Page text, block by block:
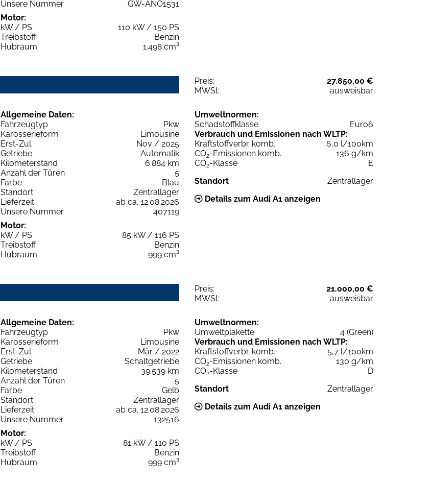
Unsere Nummer
GW-ANO1531
Motor:
kW / PS
110 kW / 150 PS
Treibstoff
Benzin
Hubraum
1.498 cm³
Preis:
27.850,00 €
MWSt:
ausweisbar
Allgemeine Daten:
Fahrzeugtyp
Pkw
Karosserieform
Limousine
Erst-Zul.
Nov / 2025
Getriebe
Automatik
Kilometerstand
6.884 km
Anzahl der Türen
5
Farbe
Blau
Standort
Zentrallager
Lieferzeit
ab ca. 12.08.2026
Unsere Nummer
407119
Motor:
kW / PS
85 kW / 116 PS
Treibstoff
Benzin
Hubraum
999 cm³
Umweltnormen:
Schadstoffklasse
Euro6
Verbrauch und Emissionen nach WLTP:
Kraftstoffverbr. komb.
6,0 l/100km
CO2-Emissionen komb.
136 g/km
CO2-Klasse
E
Standort
Zentrallager
Details zum Audi A1 anzeigen
Preis:
21.000,00 €
MWSt:
ausweisbar
Allgemeine Daten:
Fahrzeugtyp
Pkw
Karosserieform
Limousine
Erst-Zul.
Mär / 2022
Getriebe
Schaltgetriebe
Kilometerstand
39.539 km
Anzahl der Türen
5
Farbe
Gelb
Standort
Zentrallager
Lieferzeit
ab ca. 12.08.2026
Unsere Nummer
132516
Motor:
kW / PS
81 kW / 110 PS
Treibstoff
Benzin
Hubraum
999 cm³
Umweltnormen:
Umweltplakette
4 (Green)
Verbrauch und Emissionen nach WLTP:
Kraftstoffverbr. komb.
5,7 l/100km
CO2-Emissionen komb.
130 g/km
CO2-Klasse
D
Standort
Zentrallager
Details zum Audi A1 anzeigen